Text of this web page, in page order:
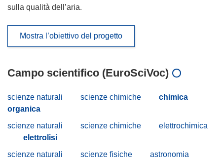
sulla qualità dell’aria.
Mostra l’obiettivo del progetto
Campo scientifico (EuroSciVoc)
scienze naturali scienze chimiche
chimica
organica
scienze naturali
scienze chimiche
elettrochimica
elettrolisi
scienze naturali
scienze fisiche
astronomia